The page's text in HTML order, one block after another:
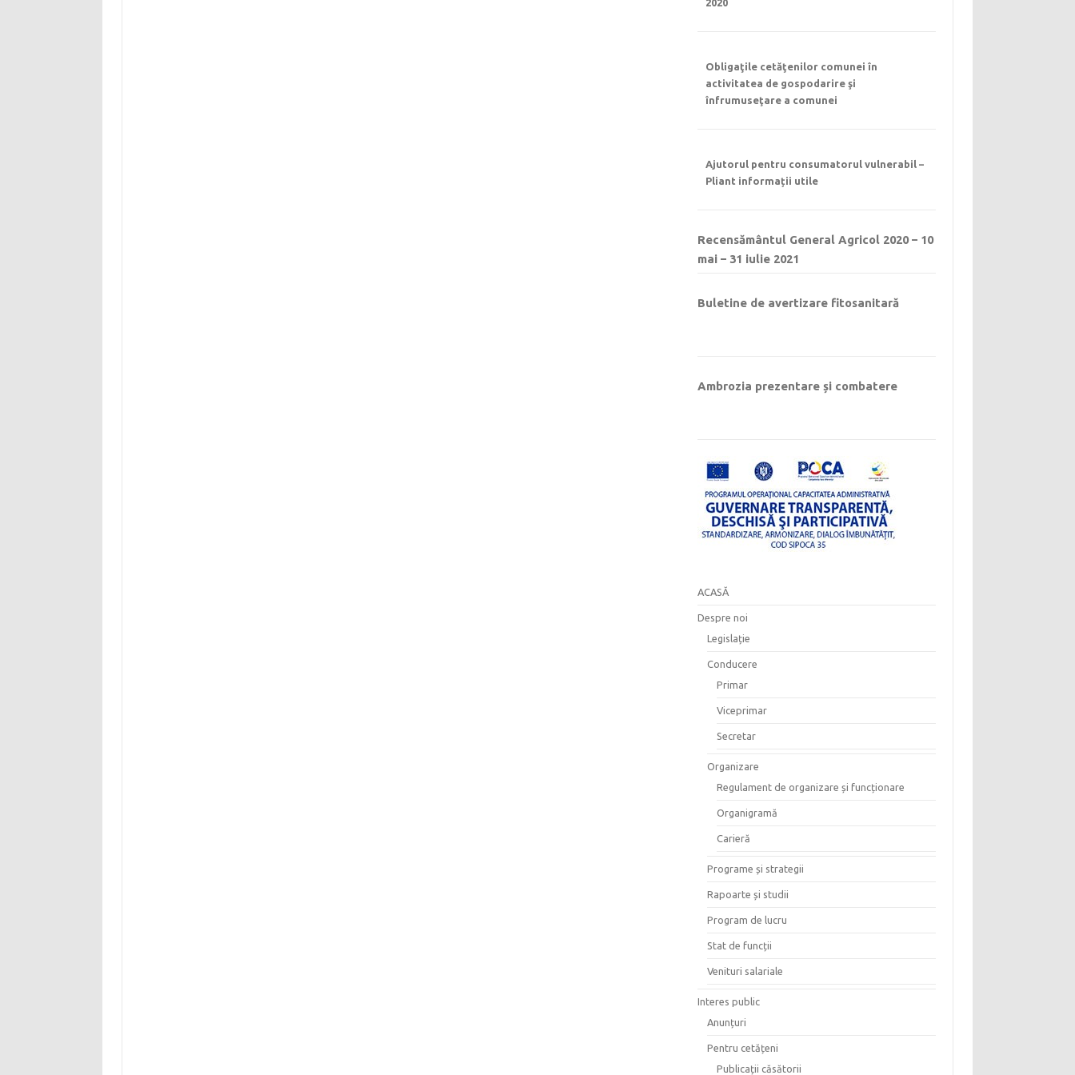
Obligaţile cetăţenilor comunei în
activitatea de gospodarire şi
înfrumuseţare a comunei
Ajutorul pentru consumatorul vulnerabil –
Pliant informații utile
Recensământul General Agricol 2020 – 10
mai – 31 iulie 2021
Buletine de avertizare fitosanitară
Ambrozia prezentare și combatere
ACASĂ
Despre noi
Legislație
Conducere
Primar
Viceprimar
Secretar
Organizare
Regulament de organizare și funcționare
Organigramă
Carieră
Programe și strategii
Rapoarte și studii
Program de lucru
Stat de funcții
Venituri salariale
Interes public
Anunțuri
Pentru cetățeni
Publicații căsătorii